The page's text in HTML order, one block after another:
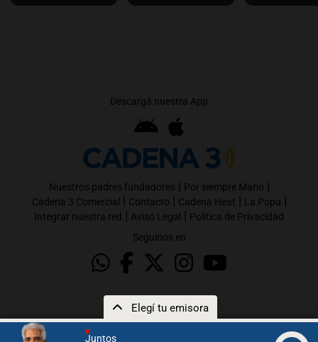
Juntos
Elegí tu emisora
Descargá nuestra App
Nuestros padres fundadores | Por siempre Mario |
Cadena 3 Comercial | Contacto | Cadena Heat | La Popu |
Integrar nuestra red | Aviso Legal | Política de Privacidad
Seguinos en